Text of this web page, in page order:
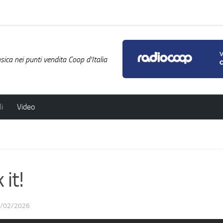
nei punti vendita Coop d'Italia
Video
it!
02/2026